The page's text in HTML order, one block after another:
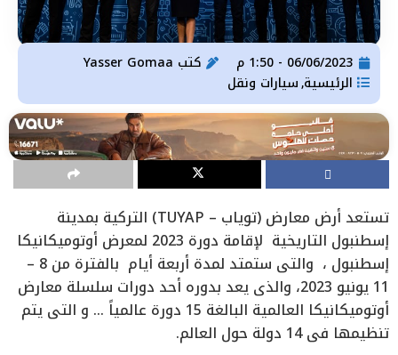
06/06/2023 - 1:50 م كتب
الرئيسية, سيارات ونقل
تستعد أرض معارض (توياب – TUYAP) التركية بمدينة
إسطنبول التاريخية لإقامة دورة 2023 لمعرض أوتوميكانيكا
إسطنبول ، والتى ستمتد لمدة أربعة أيام بالفترة من 8 –
11 يونيو 2023، والذى يعد بدوره أحد دورات سلسلة معارض
أوتوميكانيكا العالمية البالغة 15 دورة عالمياً … و التى يتم
تنظيمها فى 14 دولة حول العالم.